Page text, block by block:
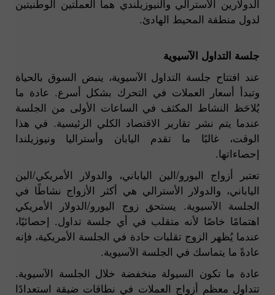
الدولارين الأسترالي والنيوزيلندي هما العملتين الوطنيتين
لدول منطقة المحيط الهادئ.
جلسة التداول الآسيوية
عند افتتاح جلسة التداول الآسيوية، ينبض السوق بالحياة
وتبدأ أسعار العملات في التحرك بشكل أسرع. عادة ما
يُلاحَظ النشاط المكثف في الساعات الأولى من الجلسة
عندما يتم نشر تقارير الاقتصاد الكلي الرئيسية. في هذا
الوقت، غالبًا ما تقدم اليابان وأستراليا ونيوزيلندا
إحصاءاتها.
تعتبر أزواج اليورو/الين الياباني، والدولار الأمريكي/الين
الياباني، والدولار الأسترالي هي أكثر الأزواج نشاطًا في
الجلسة الآسيوية. يستحق زوج اليورو/الدولار الأمريكي
اهتمامًا خاصًا لأنه متقلب في أي جلسة تداول. إحصائيًا،
عندما يُظهر الزوج تقلبات حادة في الجلسة الأمريكية، فإنه
عادةً ما يتماسك في الجلسة الآسيوية.
عادة ما تكون السيولة منخفضة خلال الجلسة الآسيوية.
تتداول معظم أزواج العملات في نطاقات ضيقة استعدادًا